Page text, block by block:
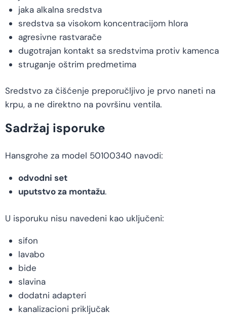
jaka alkalna sredstva
sredstva sa visokom koncentracijom hlora
agresivne rastvarače
dugotrajan kontakt sa sredstvima protiv kamenca
struganje oštrim predmetima
Sredstvo za čišćenje preporučljivo je prvo naneti na
krpu, a ne direktno na površinu ventila.
Sadržaj isporuke
Hansgrohe za model 50100340 navodi:
odvodni set
uputstvo za montažu.
U isporuku nisu navedeni kao uključeni:
sifon
lavabo
bide
slavina
dodatni adapteri
kanalizacioni priključak